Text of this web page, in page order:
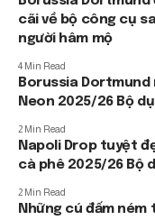
cãi về bộ công cụ
người hâm mộ
4 Min Read
Borussia Dortmund
Neon 2025/26 Bộ
2 Min Read
Napoli Drop tuyệt
cà phê 2025/26 Bộ
2 Min Read
Những cú đấm